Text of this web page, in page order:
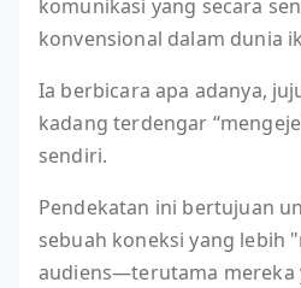
komunikasi yang secara
konvensional dalam dunia
Ia berbicara apa adanya,
kadang terdengar
sendiri.
Pendekatan ini bertujuan
sebuah koneksi yang lebih
audiens—terutama mereka